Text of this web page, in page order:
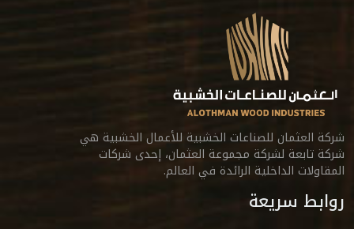
شركة العثمان للصناعات الخشبية للأعمال الخشبية هي
شركة تابعة لشركة مجموعة العثمان، إحدى شركات
المقاولات الداخلية الرائدة في العالم.
روابط سريعة